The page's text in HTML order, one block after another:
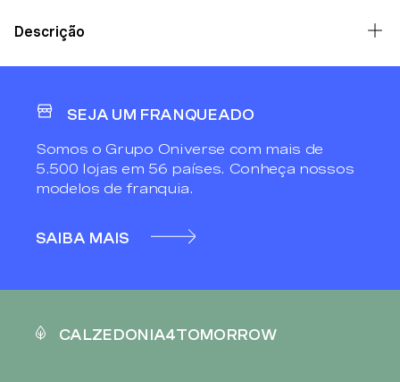
Descrição
SEJA UM FRANQUEADO
Somos o Grupo Oniverse com mais de
5.500 lojas em 56 países. Conheça nossos
modelos de franquia.
SAIBA MAIS
CALZEDONIA4TOMORROW